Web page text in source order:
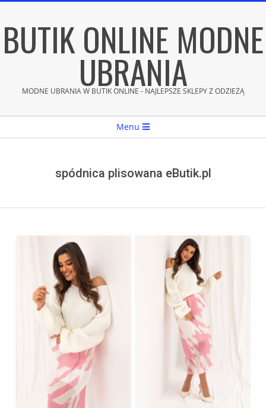
content
BUTIK ONLINE MODNE
UBRANIA
MODNE UBRANIA W BUTIK ONLINE - NAJLEPSZE SKLEPY Z ODZIEŻĄ
Menu
spódnica plisowana eButik.pl